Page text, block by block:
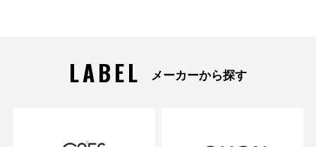
LABEL メーカーから探す